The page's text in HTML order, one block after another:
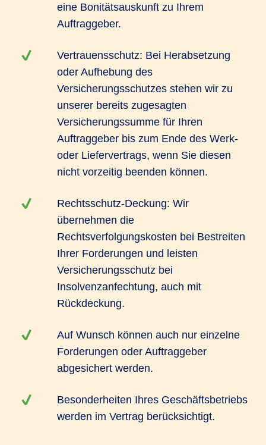
eine Bonitätsauskunft zu Ihrem
Auftraggeber.
Vertrauensschutz: Bei Herabsetzung
oder Aufhebung des
Versicherungsschutzes stehen wir zu
unserer bereits zugesagten
Versicherungssumme für Ihren
Auftraggeber bis zum Ende des Werk-
oder Liefervertrags, wenn Sie diesen
nicht vorzeitig beenden können.
Rechtsschutz-Deckung: Wir
übernehmen die
Rechtsverfolgungskosten bei Bestreiten
Ihrer Forderungen und leisten
Versicherungsschutz bei
Insolvenzanfechtung, auch mit
Rückdeckung.
Auf Wunsch können auch nur einzelne
Forderungen oder Auftraggeber
abgesichert werden.
Besonderheiten Ihres Geschäftsbetriebs
werden im Vertrag berücksichtigt.